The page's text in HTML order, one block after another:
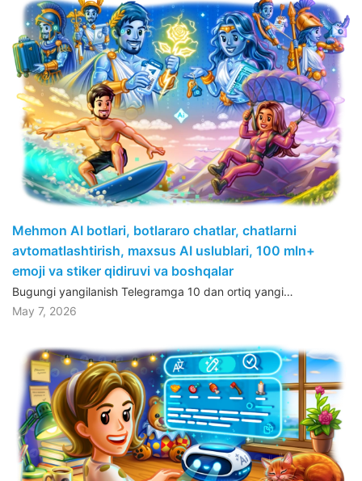
Mehmon AI botlari, botlararo chatlar, chatlarni
avtomatlashtirish, maxsus AI uslublari, 100 mln+
emoji va stiker qidiruvi va boshqalar
Bugungi yangilanish Telegramga 10 dan ortiq yangi…
May 7, 2026